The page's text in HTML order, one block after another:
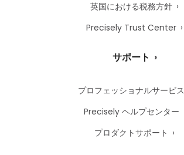
英国における税務方針
Precisely Trust Center
サポート
プロフェッショナルサービス
Precisely ヘルプセンター
プロダクトサポート